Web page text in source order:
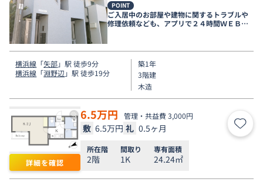
POINT
ご入居中のお部屋や建物に関するトラブルや
修理依頼なども、アプリで２４時間ＷＥＢ受
横浜線 「矢部」駅 徒歩9分
横浜線 「淵野辺 」駅 徒歩19分
築1年
3階建
木造
詳細を確認
6.5万円 管理・共益費 3,000円
敷 6.5万円 礼 0.5ヶ月 お気
所在階
2階
間取り
1K
専有面積
24.24㎡